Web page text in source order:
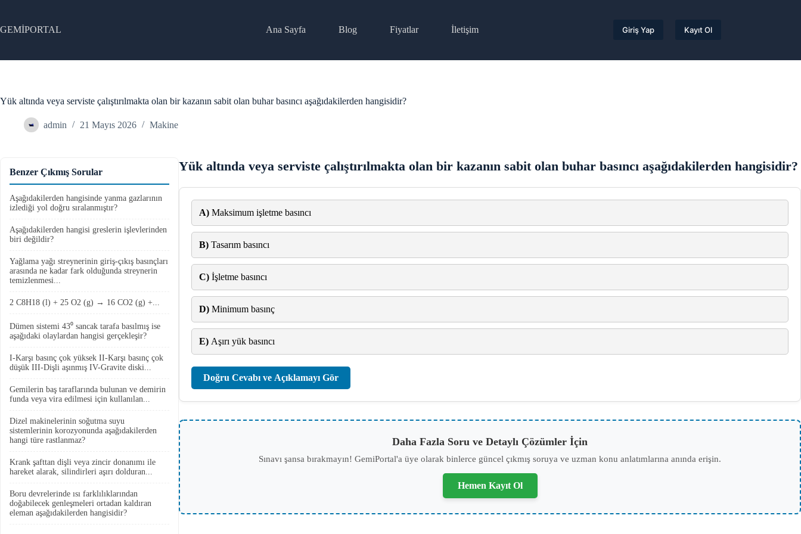
content
GEMİPORTAL Ana Sayfa Blog Fiyatlar İletişim Giriş Yap Kayıt Ol
Yük altında veya serviste çalıştırılmakta olan bir kazanın sabit olan buhar basıncı aşağıdakilerden hangisidir?
admin 21 Mayıs 2026 Makine
Yük altında veya serviste çalıştırılmakta olan bir kazanın sabit olan buhar basıncı aşağıdakilerden hangisidir?
A) Maksimum işletme basıncı
B) Tasarım basıncı
C) İşletme basıncı
D) Minimum basınç
E) Aşırı yük basıncı
Doğru Cevabı ve Açıklamayı Gör
Daha Fazla Soru ve Detaylı Çözümler İçin
Sınavı şansa bırakmayın! GemiPortal'a üye olarak binlerce güncel çıkmış soruya ve uzman konu anlatımlarına anında erişin.
Hemen Kayıt Ol
Benzer Çıkmış Sorular
Aşağıdakilerden hangisinde yanma gazlarının
izlediği yol doğru sıralanmıştır?
Aşağıdakilerden hangisi greslerin işlevlerinden
biri değildir?
Yağlama yağı streynerinin giriş-çıkış basınçları
arasında ne kadar fark olduğunda streynerin
temizlenmesi...
2 C8H18 (l) + 25 O2 (g) → 16 CO2 (g) +...
Dümen sistemi 43⁰ sancak tarafa basılmış ise
aşağıdaki olaylardan hangisi gerçekleşir?
I-Karşı basınç çok yüksek II-Karşı basınç çok
düşük III-Dişli aşınmış IV-Gravite diski...
Gemilerin baş taraflarında bulunan ve demirin
funda veya vira edilmesi için kullanılan...
Dizel makinelerinin soğutma suyu
sistemlerinin korozyonunda aşağıdakilerden
hangi türe rastlanmaz?
Krank şafttan dişli veya zincir donanımı ile
hareket alarak, silindirleri aşırı dolduran...
Boru devrelerinde ısı farklılıklarından
doğabilecek genleşmeleri ortadan kaldıran
eleman aşağıdakilerden hangisidir?